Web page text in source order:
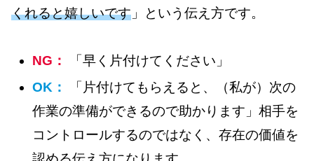
くれると嬉しいです 」という伝え方です。
NG：
「早く片付けてください」
OK：
「片付けてもらえると、（私が）次の
作業の準備ができるので助かります」相手を
コントロールするのではなく、存在の価値を